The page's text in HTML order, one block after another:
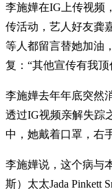
李施嬅在IG上传视频
传活动，艺人好友龚
等人都留言替她加油
复：“其他宣传有我
李施嬅去年年底突然
透过IG视频亲解失踪
中，她戴着口罩，右
李施嬅说，这个病与
斯）太太Jada Pinkett